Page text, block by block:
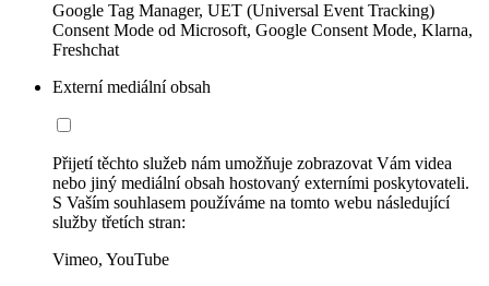
Google Tag Manager, UET (Universal Event Tracking)
Consent Mode od Microsoft, Google Consent Mode, Klarna,
Freshchat
Externí mediální obsah
Přijetí těchto služeb nám umožňuje zobrazovat Vám videa
nebo jiný mediální obsah hostovaný externími poskytovateli.
S Vaším souhlasem používáme na tomto webu následující
služby třetích stran:
Vimeo, YouTube